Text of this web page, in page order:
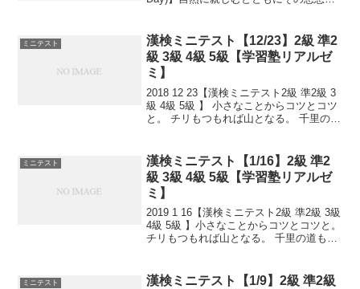
日で、昭和天皇が生物学...
ミニテスト
漢検ミニテスト【12/23】2級 準2
級 3級 4級 5級【学習塾リアルゼ
ミ】
2018 12 23【漢検ミニテスト2級 準2級 3
級 4級 5級 】 小さなことからコツとコツ
と。 チリもつもれば山となる。 千里の道
は皆さんだいたいできますが、...
ミニテスト
漢検ミニテスト【1/16】2級 準2
級 3級 4級 5級【学習塾リアルゼ
ミ】
2019 1 16【漢検ミニテスト2級 準2級 3級
4級 5級 】小さなことからコツとコツと。
チリもつもれば山となる。 千里の道も一
熟語問題などの出来具合が合...
ミニテスト
漢検ミニテスト【1/9】2級 準2級